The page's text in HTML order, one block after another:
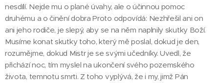
nesdílí. Nejde mu o plané úvahy, ale o účinnou pomoc
druhému a o činění dobra Proto odpovídá: Nezhřešil ani on
ani jeho rodiče, je slepý, aby se na něm naplnily skutky Boží.
Musíme konat skutky toho, který mě poslal, dokud je den,
rozumějme, dokud Mistr je se svými učedníky. Uvedl, že
přichází noc, tím myslel na ukončení svého pozemského
života, temnotu smrti. Z toho vyplývá, že i my, jimž Pán